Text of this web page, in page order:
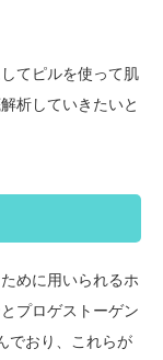
てピルを使って肌
析していきたいと
めに用いられるホ
プロゲストーゲン
でおり、これらが